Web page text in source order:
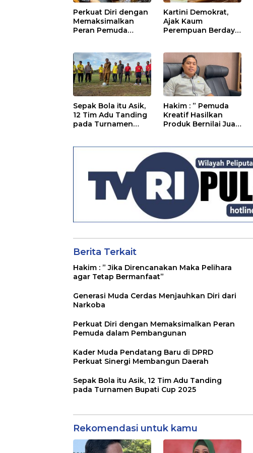
Perkuat Diri dengan
Memaksimalkan
Peran Pemuda
Kartini Demokrat,
Ajak Kaum
Perempuan Berdaya
Sepak Bola itu Asik,
12 Tim Adu Tanding
pada Turnamen
Hakim : ” Pemuda
Kreatif Hasilkan
Produk Bernilai Jual
Berita Terkait
Hakim : ” Jika Direncanakan Maka Pelihara
agar Tetap Bermanfaat”
Generasi Muda Cerdas Menjauhkan Diri dari
Narkoba
Perkuat Diri dengan Memaksimalkan Peran
Pemuda dalam Pembangunan
Kader Muda Pendatang Baru di DPRD
Perkuat Sinergi Membangun Daerah
Sepak Bola itu Asik, 12 Tim Adu Tanding
pada Turnamen Bupati Cup 2025
Rekomendasi untuk kamu